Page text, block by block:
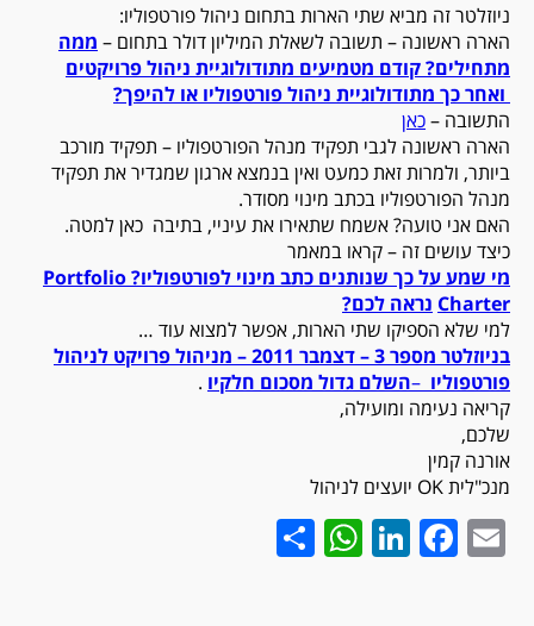
ניוזלטר זה מביא שתי הארות בתחום ניהול פורטפוליו:
הארה ראשונה – תשובה לשאלת המיליון דולר בתחום – ממה
מתחילים? קודם מטמיעים מתודולוגיית ניהול פרויקטים
ואחר כך מתודולוגיית ניהול פורטפוליו או להיפך?
התשובה –כאן
הארה ראשונה לגבי תפקיד מנהל הפורטפוליו – תפקיד מורכב
ביותר, ולמרות זאת כמעט ואין בנמצא ארגון שמגדיר את תפקיד
מנהל הפורטפוליו בכתב מינוי מסודר.
האם אני טועה? אשמח שתאירו את עיניי, בתיבה כאן למטה.
כיצד עושים זה – קראו במאמר
מי שמע על כך שנותנים כתב מינוי לפורטפוליו? Portfolio
Charter נראה לכם?
למי שלא הספיקו שתי הארות, אפשר למצוא עוד …
בניוזלטר מספר 3 – דצמבר 2011 – מניהול פרויקט לניהול
פורטפוליו –השלם גדול מסכום חלקיו .
קריאה נעימה ומועילה,
שלכם,
אורנה קמין
מנכ"ליתOK יועצים לניהול
Email
Facebook
LinkedIn
WhatsApp